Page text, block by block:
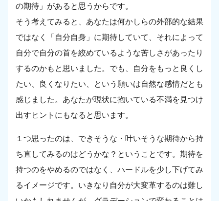
の期待」があると思うからです。
そう考えてみると、あなたは何かしらの外部的な結果
ではなく「自分自身」に期待していて、それによって
自分で自分の首を絞めているような苦しさがあったり
するのかもと思いました。でも、自分をもっと良くし
たい、良くなりたい、という願いは自然な感情だとも
感じました。あなたが現状に抱いている不満を見つけ
出すヒントにもなると思います。
１つ思ったのは、できそうな・叶いそうな期待から持
ち直してみるのはどうかな？ということです。期待を
持つのをやめるのではなく、ハードルを少し下げてみ
るイメージです。いきなり自分が大変革するのは難し